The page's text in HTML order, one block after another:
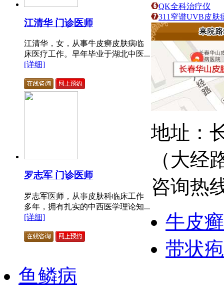
江清华 门诊医师
江清华，女，从事牛皮癣皮肤病临
床医疗工作。早年毕业于湖北中医...
[详细]
罗志军 门诊医师
罗志军医师，从事皮肤科临床工作
多年，拥有扎实的中西医学理论知...
[详细]
QK全科治疗仪
311窄谱UVB皮肤
地址：
（大经
咨询热
牛皮癣
带状
鱼鳞病